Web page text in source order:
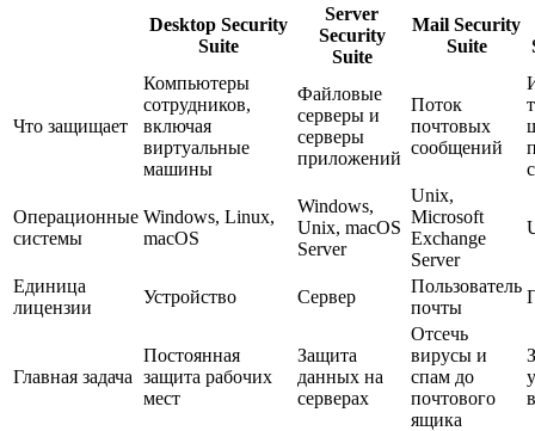
Desktop Security
Suite
Server
Security
Suite
Mail Security
Suite
Что защищает
Компьютеры
сотрудников,
включая
виртуальные
машины
Файловые
серверы и
серверы
приложений
Поток
почтовых
сообщений
Операционные
системы
Windows, Linux,
macOS
Windows,
Unix, macOS
Server
Unix,
Microsoft
Exchange
Server
Единица
лицензии
Устройство Сервер
Пользователь
почты
Главная задача
Постоянная
защита рабочих
мест
Защита
данных на
серверах
Отсечь
вирусы и
спам до
почтового
ящика